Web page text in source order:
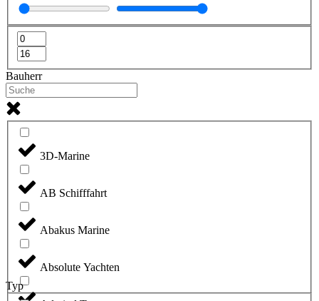
Bauherr
3D-Marine
AB Schifffahrt
Abakus Marine
Absolute Yachten
Typ